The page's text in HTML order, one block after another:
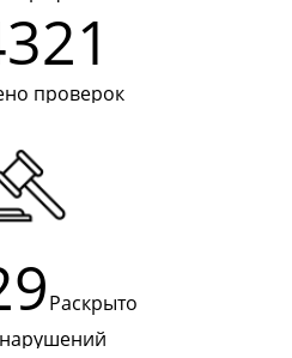
проверок
Раскрыто